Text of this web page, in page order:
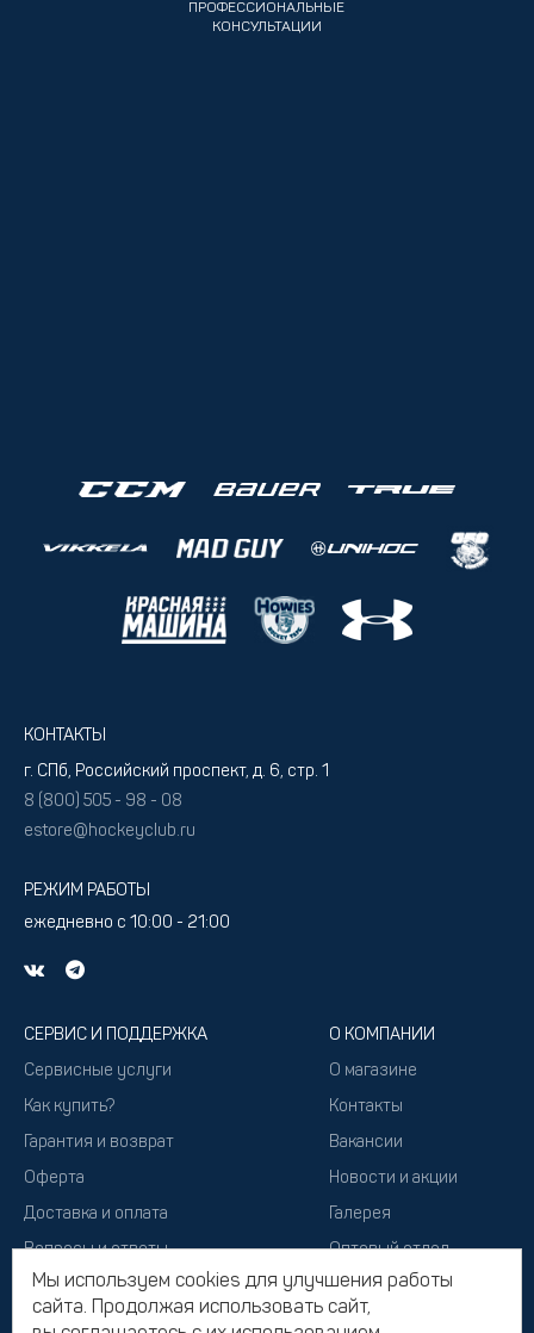
ПРОФЕССИОНАЛЬНЫЕ
КОНСУЛЬТАЦИИ
КОНТАКТЫ
г. СПб, Российский проспект, д. 6, стр. 1
8 (800) 505 - 98 - 08
estore@hockeyclub.ru
РЕЖИМ РАБОТЫ
ежедневно с 10:00 - 21:00
СЕРВИС И ПОДДЕРЖКА
Сервисные услуги
Как купить?
Гарантия и возврат
Оферта
Доставка и оплата
Вопросы и ответы
Подарочный сертификат
О КОМПАНИИ
О магазине
Контакты
Вакансии
Новости и акции
Галерея
Оптовый отдел
Мы используем cookies для улучшения работы
сайта. Продолжая использовать сайт,